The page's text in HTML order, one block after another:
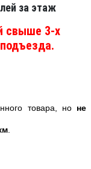
за этаж
свыше 3-х
товара, но не